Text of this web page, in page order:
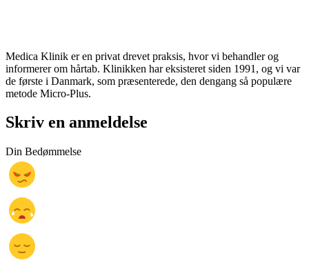
Medica Klinik er en privat drevet praksis, hvor vi behandler og
informerer om hårtab. Klinikken har eksisteret siden 1991, og vi var
de første i Danmark, som præsenterede, den dengang så populære
metode Micro-Plus.
Skriv en anmeldelse
Din Bedømmelse